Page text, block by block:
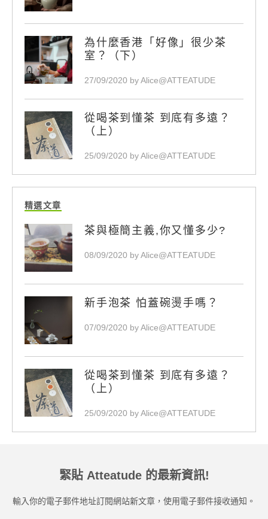
為什麼香港「好像」很少茶
室？（下）
27/09/2020 by Alice@ATTEATUDE
從喝茶到懂茶 到底有多遠？
（上）
25/09/2020 by Alice@ATTEATUDE
精選文章
茶與極簡主義,你又懂多少?
08/09/2020 by Alice@ATTEATUDE
新手泡茶 怕蓋碗燙手嗎？
07/09/2020 by Alice@ATTEATUDE
從喝茶到懂茶 到底有多遠？
（上）
25/09/2020 by Alice@ATTEATUDE
緊貼 Atteatude 的最新資訊!
輸入你的電子郵件地址訂閱網站新文章，使用電子郵件接收通知。